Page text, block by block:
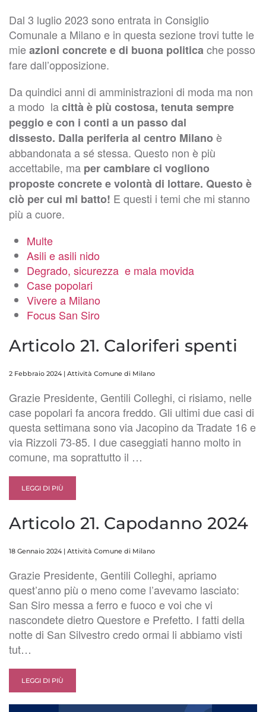
Dal 3 luglio 2023 sono entrata in Consiglio
Comunale a Milano e in questa sezione trovi tutte le
mieazioni concrete e di buona politicache posso
fare dall’opposizione.
Da quindici anni di amministrazioni di moda ma non
a modo lacittà è più costosa, tenuta sempre
peggio e con i conti a un passo dal
dissesto. Dalla periferia al centro Milano è
abbandonata a sé stessa. Questo non è più
accettabile, ma per cambiare ci vogliono
proposte concrete e volontà di lottare. Questo è
ciò per cui mi batto! E questi i temi che mi stanno
più a cuore.
Multe
Asili e asili nido
Degrado, sicurezza e mala movida
Case popolari
Vivere a Milano
Focus San Siro
Articolo 21. Caloriferi spenti
2 Febbraio 2024| Attività Comune di Milano
Grazie Presidente, Gentili Colleghi, ci risiamo, nelle
case popolari fa ancora freddo. Gli ultimi due casi di
questa settimana sono via Jacopino da Tradate 16 e
via Rizzoli 73-85. I due caseggiati hanno molto in
comune, ma soprattutto il …
LEGGI DI PIÙ
Articolo 21. Capodanno 2024
18 Gennaio 2024| Attività Comune di Milano
Grazie Presidente, Gentili Colleghi, apriamo
quest’anno più o meno come l’avevamo lasciato:
San Siro messa a ferro e fuoco e voi che vi
nascondete dietro Questore e Prefetto. I fatti della
notte di San Silvestro credo ormai li abbiamo visti
tut…
LEGGI DI PIÙ